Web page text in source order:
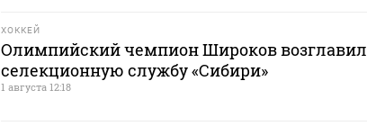
ХОККЕЙ
Олимпийский чемпион Широков возглавил
селекционную службу «Сибири»
1 августа 12:18